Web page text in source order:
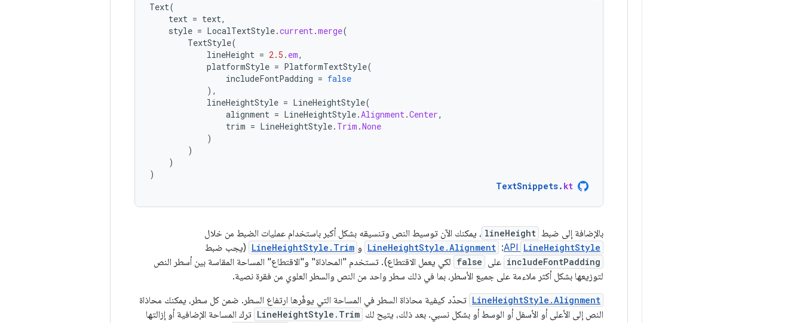
Text(
text = text,
style = LocalTextStyle.current .merge(
TextStyle(
lineHeight = 2.5 . em,
platformStyle = PlatformTextStyle(
includeFontPadding = false
),
lineHeightStyle = LineHeightStyle(
alignment = LineHeightStyle. Alignment .Center,
trim = LineHeightStyle. Trim .None
)
)
)
)
TextSnippets. kt
بالإضافة إلى ضبط lineHeight ، يمكنك الآن توسيط النص وتنسيقه بشكل أكبر باستخدام عمليات الضبط من خلال
LineHeightStyle
:
LineHeightStyle.Alignment و LineHeightStyle.Trim (يجب ضبط
includeFontPadding على false لكي يعمل الاقتطاع). تستخدم "المحاذاة" و"الاقتطاع" المساحة المقاسة بين أسطر النص
لتوزيعها بشكل أكثر ملاءمة على جميع الأسطر، بما في ذلك سطر واحد من النص والسطر العلوي من فقرة نصية.
LineHeightStyle.Alignment تحدّد كيفية محاذاة السطر في المساحة التي يوفّرها ارتفاع السطر. ضمن كل سطر، يمكنك محاذاة
النص إلى الأعلى أو الأسفل أو الوسط أو بشكل نسبي. بعد ذلك، يتيح لك LineHeightStyle.Trim ترك المساحة الإضافية أو إزالتها